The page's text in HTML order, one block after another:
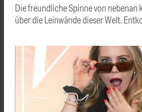
Die freundliche Spinne von nebenan
über die Leinwände dieser Welt.